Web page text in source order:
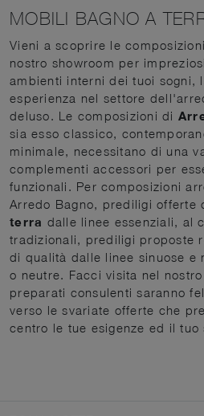
MOBILI BAGNO A
Vieni a scoprire le
nostro showroom per
ambienti interni dei tuoi sogni,
esperienza nel settore
deluso. Le composizioni di
sia esso classico,
minimale, necessitano di una
complementi accessori per
funzionali. Per composizioni
Arredo Bagno, prediligi offerte
terra dalle linee essenziali, al
tradizionali, prediligi proposte
di qualità dalle linee sinuose e
o neutre. Facci visita nel
preparati consulenti saranno
verso le svariate offerte che
centro le tue esigenze ed il tuo